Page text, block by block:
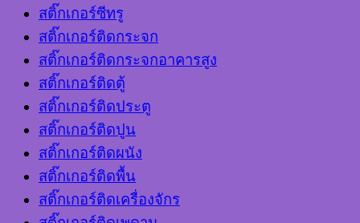
สติ๊กเกอร์ซีทรู
สติ๊กเกอร์ติดกระจก
สติ๊กเกอร์ติดกระจกอาคารสูง
สติ๊กเกอร์ติดตู้
สติ๊กเกอร์ติดประตู
สติ๊กเกอร์ติดปูน
สติ๊กเกอร์ติดผนัง
สติ๊กเกอร์ติดพื้น
สติ๊กเกอร์ติดเครื่องจักร